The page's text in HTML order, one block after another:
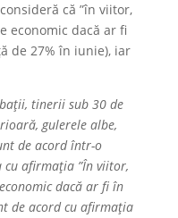
că ”în viitor,
economic dacă ar fi
de 27% în iunie), iar
tinerii sub 30 de
gulerele albe,
de acord într-o
afirmația ”În viitor,
dacă ar fi în
de acord cu afirmația